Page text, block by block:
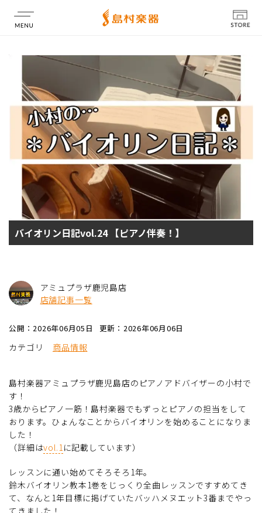
店舗情報
バイオリン日記vol.24 【ピアノ伴奏！】
アミュプラザ鹿児島店
店舗記事一覧
公開：2026年06月05日 更新：2026年06月06日
カテゴリ 商品情報
島村楽器アミュプラザ鹿児島店のピアノアドバイザーの小村で
す！
3歳からピアノ一筋！島村楽器でもずっとピアノの担当をして
おります。ひょんなことからバイオリンを始めることになりま
した！
（詳細はvol.1に記載しています）
レッスンに通い始めてそろそろ1年。
鈴木バイオリン教本1巻をじっくり全曲レッスンですすめてき
て、なんと1年目標に掲げていたバッハメヌエット3番までやっ